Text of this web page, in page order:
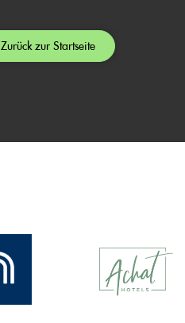
Zurück zur Startseite